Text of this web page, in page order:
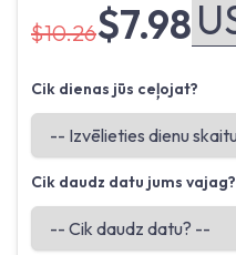
$10.26$7.98
Cik dienas jūs ceļojat?
Cik daudz datu jums vajag?